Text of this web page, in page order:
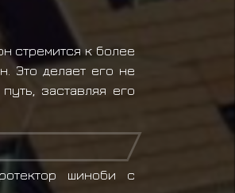
стремится к более
Это делает его не
заставляя его
шиноби с